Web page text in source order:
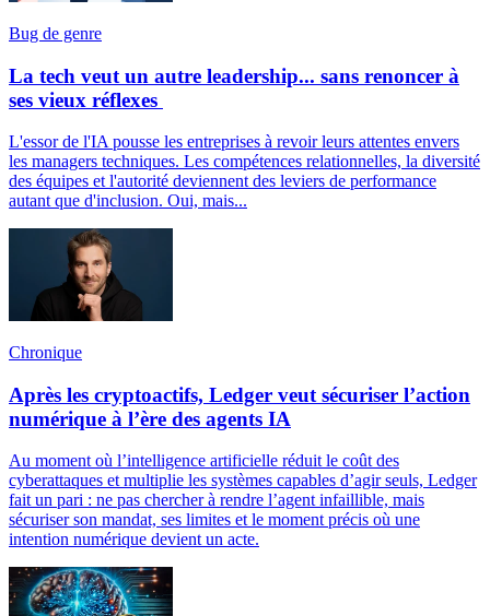
Bug de genre
La tech veut un autre leadership... sans renoncer à
ses vieux réflexes
L'essor de l'IA pousse les entreprises à revoir leurs attentes envers
les managers techniques. Les compétences relationnelles, la diversité
des équipes et l'autorité deviennent des leviers de performance
autant que d'inclusion. Oui, mais...
Chronique
Après les cryptoactifs, Ledger veut sécuriser l’action
numérique à l’ère des agents IA
Au moment où l’intelligence artificielle réduit le coût des
cyberattaques et multiplie les systèmes capables d’agir seuls, Ledger
fait un pari : ne pas chercher à rendre l’agent infaillible, mais
sécuriser son mandat, ses limites et le moment précis où une
intention numérique devient un acte.